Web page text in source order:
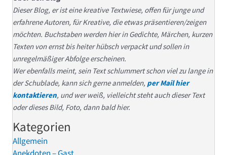
Dieser Blog, er ist eine kreative Textwiese, offen für junge und
erfahrene Autoren, für Kreative, die etwas präsentieren/zeigen
möchten. Buchstaben werden hier in Gedichte, Märchen, kurzen
Texten von ernst bis heiter hübsch verpackt und sollen in
unregelmäßiger Abfolge erscheinen.
Wer ebenfalls meint, sein Text schlummert schon viel zu lange in
der Schublade, kann sich gerne anmelden, per Mail hier
kontaktieren, und wer weiß, vielleicht steht auch dieser Text
oder dieses Bild, Foto, dann bald hier.
Kategorien
Allgemein